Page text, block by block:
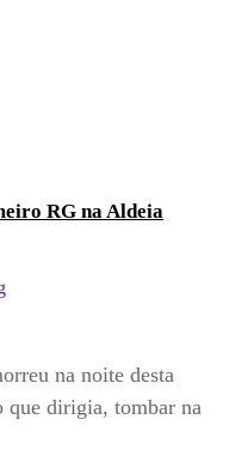
RG na Aldeia
na noite desta
que dirigia, tombar na